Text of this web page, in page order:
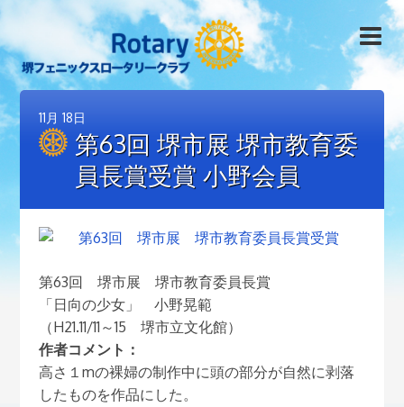
11月 18日
第63回 堺市展 堺市教育委
員長賞受賞 小野会員
第63回 堺市展 堺市教育委員長賞
「日向の少女」 小野晃範
（H21.11/11～15 堺市立文化館）
作者コメント：
高さ１mの裸婦の制作中に頭の部分が自然に剥落
したものを作品にした。